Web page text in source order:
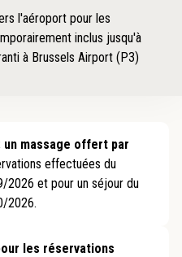
l'aéroport pour les
inclus jusqu'à
à Brussels Airport (P3)
un massage offert par
effectuées du
et pour un séjour du
2026.
les réservations